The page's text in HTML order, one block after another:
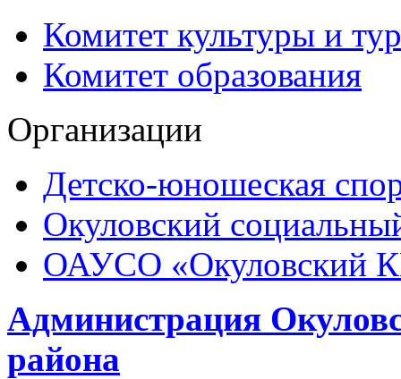
Комитет культуры и
Комитет образования
Организации
Детско-юношеская
Окуловский
ОАУСО «Окуловский
Администрация
района